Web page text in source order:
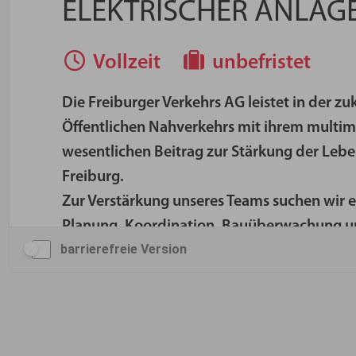
barrierefreie Version